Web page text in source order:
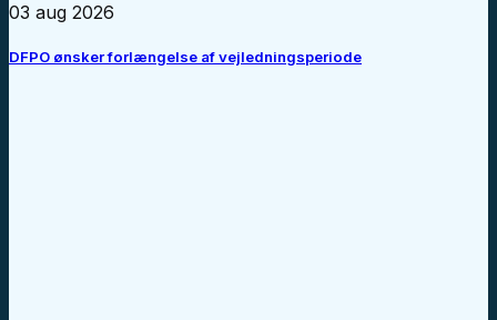
03 aug 2026
DFPO ønsker forlængelse af vejledningsperiode